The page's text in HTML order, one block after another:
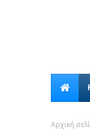
Αρχική